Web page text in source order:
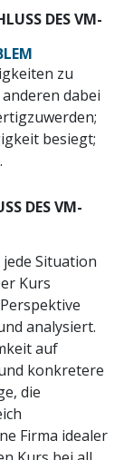
DES VM-
zu
dabei
besiegt;
DES VM-
Situation
Kurs
analysiert.
auf
konkretere
die
Firma idealer